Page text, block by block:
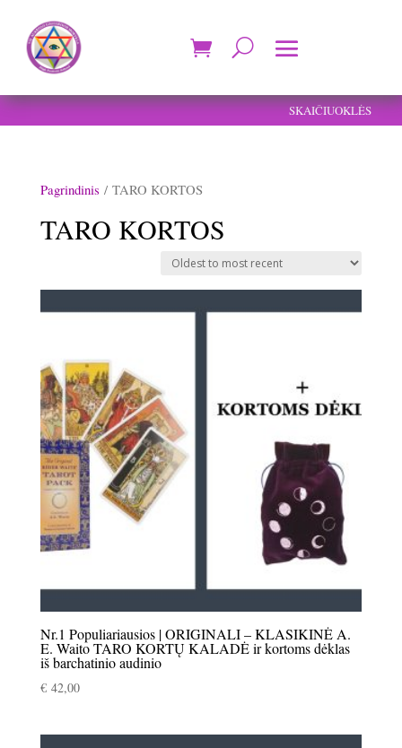
SKAIČIUOKLĖS
Pagrindinis / TARO KORTOS
TARO KORTOS
Nr.1 Populiariausios | ORIGINALI – KLASIKINĖ A.
E. Waito TARO KORTŲ KALADĖ ir kortoms dėklas
iš barchatinio audinio
€42,00